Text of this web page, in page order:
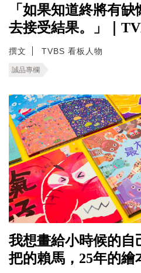
「如果知道終將有
去接受結果。」｜
撰文 TVBS 看板人物
誠品專欄
我想畫給小時候的自
把的賴馬，25年的繪